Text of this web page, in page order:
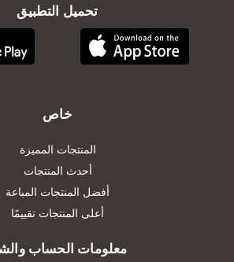
تحميل التطبيق
خاص
المنتجات المميزة
أحدث المنتجات
أفضل المنتجات المباعة
أعلى المنتجات تقييمًا
معلومات الحساب